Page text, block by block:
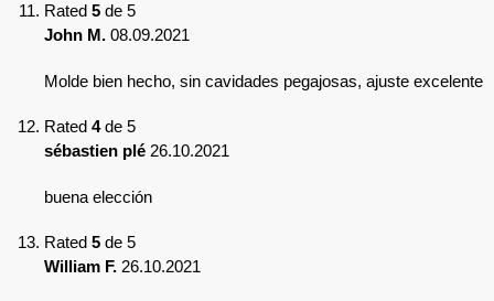
Rated 5 de 5
John M. 08.09.2021
Molde bien hecho, sin cavidades pegajosas, ajuste excelente
Rated 4de 5
sébastien plé 26.10.2021
buena elección
Rated 5 de 5
William F. 26.10.2021